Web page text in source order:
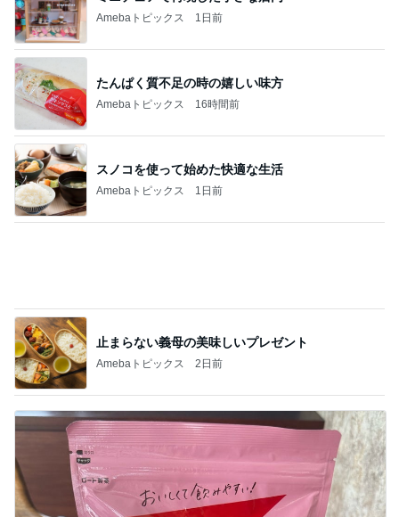
Amebaトピックス 2日前